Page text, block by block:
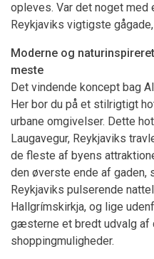
opleves. Var det noget med
Reykjaviks vigtigste
Moderne og
meste
Det vindende koncept bag
Her bor du på et stilrigtigt
urbane omgivelser. Dette
Laugavegur, Reykjaviks
de fleste af byens
den øverste ende af
Reykjaviks pulserende
Hallgrímskirkja, og lige
gæsterne et bredt udvalg af
shoppingmuligheder.